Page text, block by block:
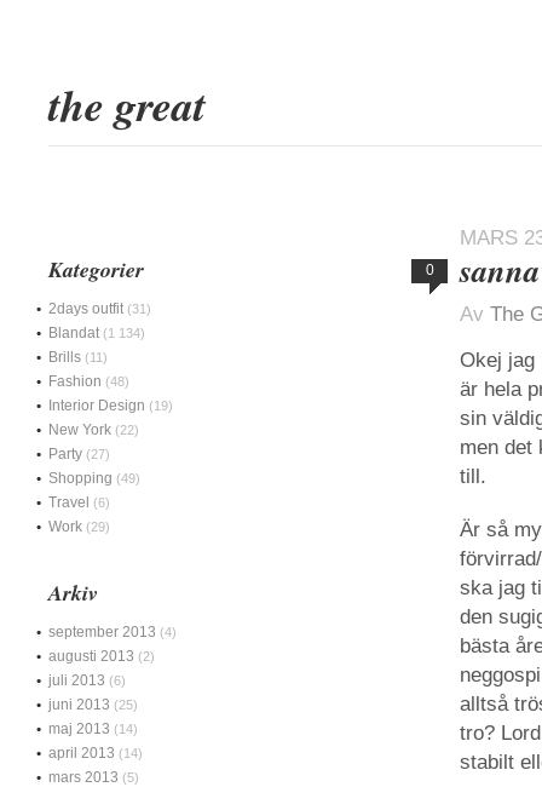
the great
MARS
0
Av The
Okej jag
är hela
sin
men det
till.
Är så
ska jag
den
bästa
alltså
tro?
stabilt
Kategorier
2days outfit (31)
Blandat (1 134)
Brills (11)
Fashion (48)
Interior Design (19)
New York (22)
Party (27)
Shopping (49)
Travel (6)
Work (29)
Arkiv
september 2013 (4)
augusti 2013 (2)
juli 2013 (6)
juni 2013 (25)
maj 2013 (14)
april 2013 (14)
mars 2013 (5)